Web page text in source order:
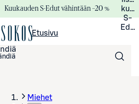
Kuukauden S-Edut vähintään –20 %
S-
Etusivu
Miehet